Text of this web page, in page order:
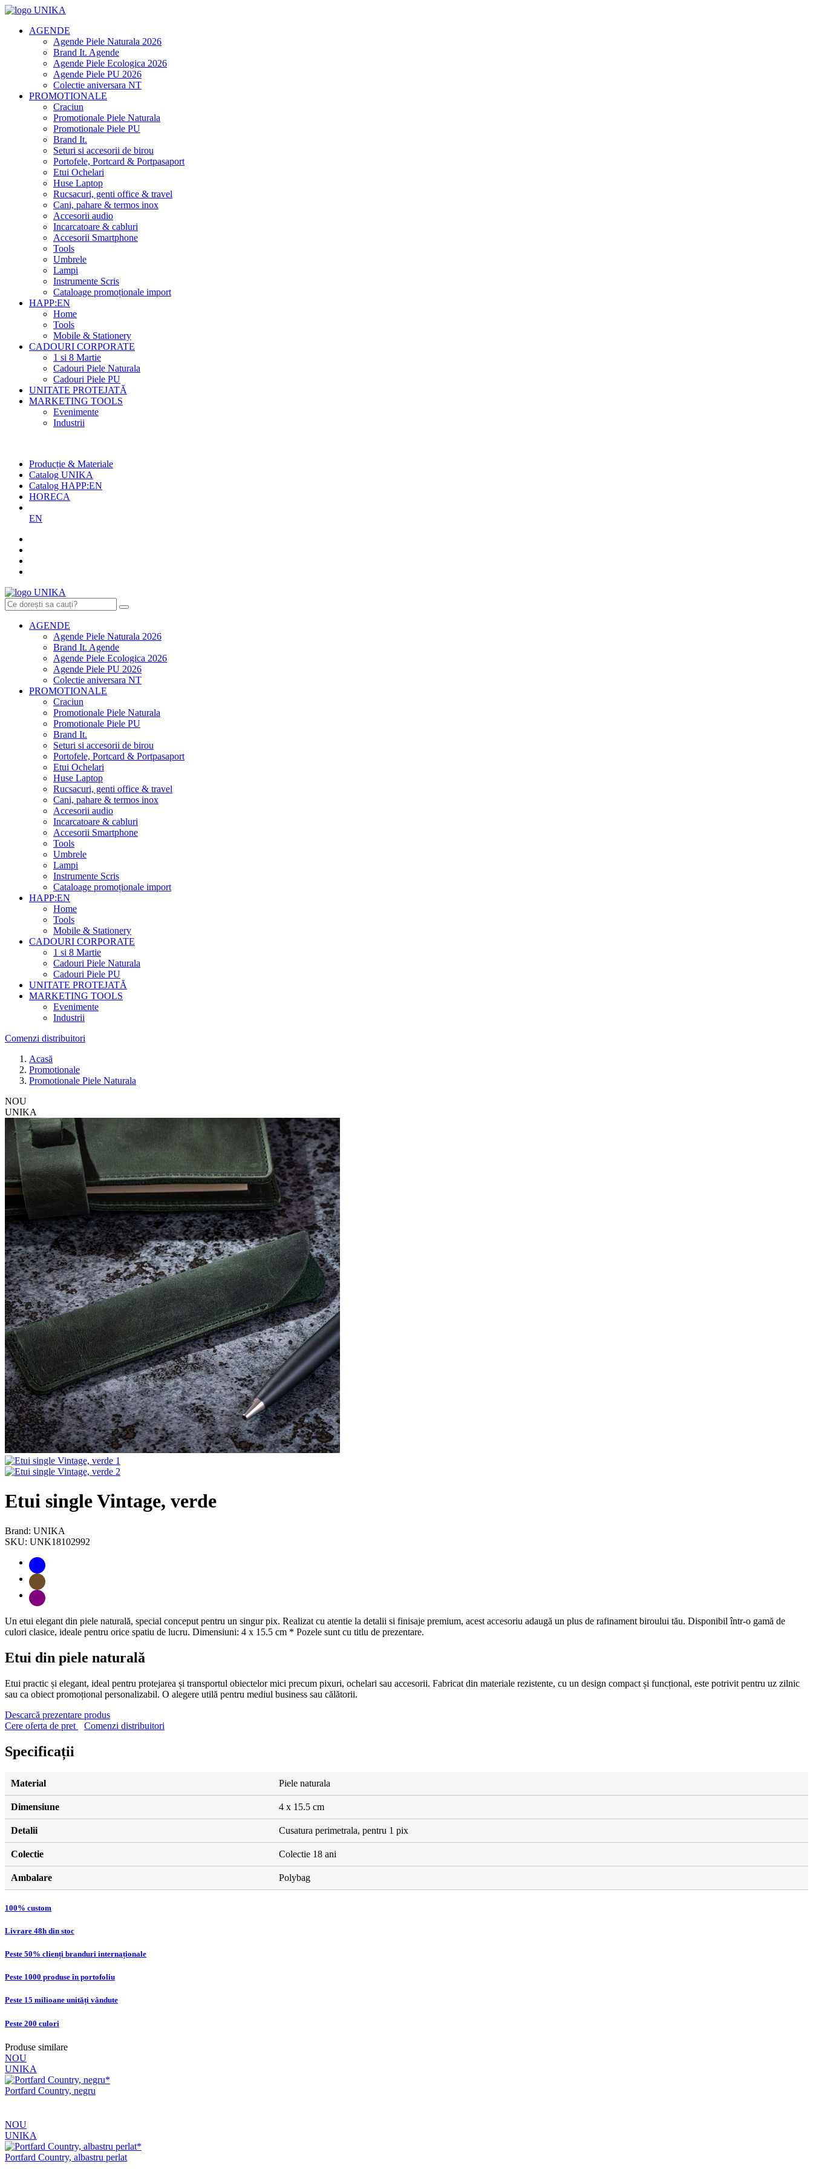
AGENDE
Agende Piele Naturala 2026
Brand It. Agende
Agende Piele Ecologica 2026
Agende Piele PU 2026
Colectie aniversara NT
PROMOTIONALE
Craciun
Promotionale Piele Naturala
Promotionale Piele PU
Brand It.
Seturi si accesorii de birou
Portofele, Portcard & Portpasaport
Etui Ochelari
Huse Laptop
Rucsacuri, genti office & travel
Cani, pahare & termos inox
Accesorii audio
Incarcatoare & cabluri
Accesorii Smartphone
Tools
Umbrele
Lampi
Instrumente Scris
Cataloage promoționale import
HAPP:EN
Home
Tools
Mobile & Stationery
CADOURI CORPORATE
1 si 8 Martie
Cadouri Piele Naturala
Cadouri Piele PU
UNITATE PROTEJATĂ
MARKETING TOOLS
Evenimente
Industrii
Producție & Materiale
Catalog UNIKA
Catalog HAPP:EN
HORECA
EN
AGENDE
Agende Piele Naturala 2026
Brand It. Agende
Agende Piele Ecologica 2026
Agende Piele PU 2026
Colectie aniversara NT
PROMOTIONALE
Craciun
Promotionale Piele Naturala
Promotionale Piele PU
Brand It.
Seturi si accesorii de birou
Portofele, Portcard & Portpasaport
Etui Ochelari
Huse Laptop
Rucsacuri, genti office & travel
Cani, pahare & termos inox
Accesorii audio
Incarcatoare & cabluri
Accesorii Smartphone
Tools
Umbrele
Lampi
Instrumente Scris
Cataloage promoționale import
HAPP:EN
Home
Tools
Mobile & Stationery
CADOURI CORPORATE
1 si 8 Martie
Cadouri Piele Naturala
Cadouri Piele PU
UNITATE PROTEJATĂ
MARKETING TOOLS
Evenimente
Industrii
Comenzi distribuitori
Acasă
Promotionale
Promotionale Piele Naturala
NOU
UNIKA
Etui single Vintage, verde
Brand: UNIKA
SKU: UNK18102992
Un etui elegant din piele naturală, special conceput pentru un singur pix. Realizat cu atentie la detalii si finisaje premium, acest accesoriu adaugă un plus de rafinament biroului tău. Disponibil într-o gamă de
culori clasice, ideale pentru orice spatiu de lucru. Dimensiuni: 4 x 15.5 cm * Pozele sunt cu titlu de prezentare.
Etui din piele naturală
Etui practic și elegant, ideal pentru protejarea și transportul obiectelor mici precum pixuri, ochelari sau accesorii. Fabricat din materiale rezistente, cu un design compact și funcțional, este potrivit pentru uz zilnic
sau ca obiect promoțional personalizabil. O alegere utilă pentru mediul business sau călătorii.
Descarcă prezentare produs
Cere oferta de pret
Comenzi distribuitori
Specificații
Material Piele naturala
Dimensiune 4 x 15.5 cm
Detalii Cusatura perimetrala, pentru 1 pix
Colectie Colectie 18 ani
Ambalare Polybag
100% custom
Livrare 48h din stoc
Peste 50% clienți branduri internaționale
Peste 1000 produse în portofoliu
Peste 15 milioane unități vândute
Peste 200 culori
Produse similare
NOU
UNIKA
Portfard Country, negru
NOU
UNIKA
Portfard Country, albastru perlat